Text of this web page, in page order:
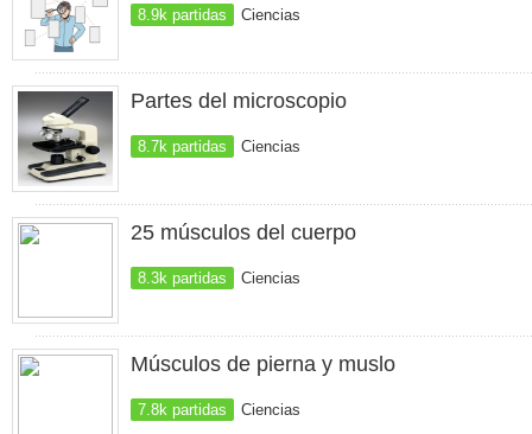
8.9k partidas Ciencias
Partes del microscopio
8.7k partidas Ciencias
25 músculos del cuerpo
8.3k partidas Ciencias
Músculos de pierna y muslo
7.8k partidas Ciencias